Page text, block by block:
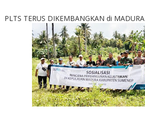
PLTS TERUS DIKEMBANGKAN di MADURA